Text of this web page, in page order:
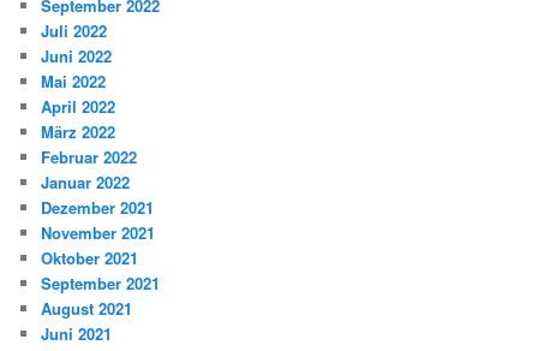
September 2022
Juli 2022
Juni 2022
Mai 2022
April 2022
März 2022
Februar 2022
Januar 2022
Dezember 2021
November 2021
Oktober 2021
September 2021
August 2021
Juni 2021